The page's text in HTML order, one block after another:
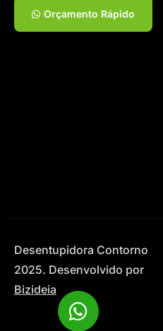
Orçamento Rápido
Desentupidora Contorno
2025. Desenvolvido por
Bizideia